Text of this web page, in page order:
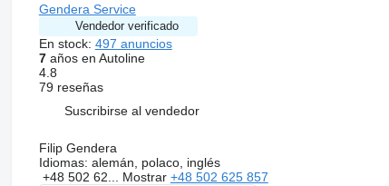
Gendera Service
Vendedor verificado
En stock: 497 anuncios
7años en Autoline
4.8
79 reseñas
Suscribirse al vendedor
Filip Gendera
Idiomas: alemán, polaco, inglés
+48 502 62... Mostrar +48 502 625 857